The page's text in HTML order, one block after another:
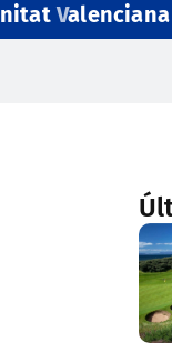
Valenciana